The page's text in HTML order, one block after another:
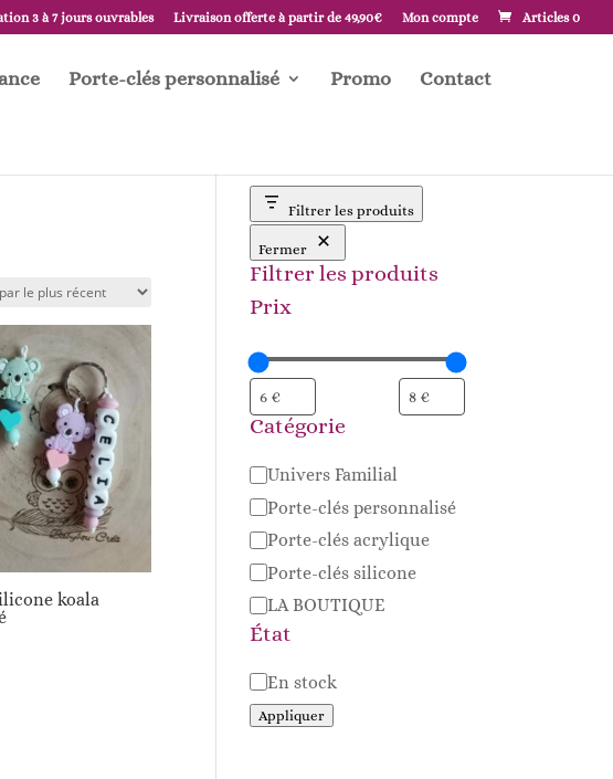
3 à 7 jours ouvrables Livraison offerte à partir de 49,90€ Mon compte Articles 0
Porte-clés personnalisé Promo Contact
koala
Filtrer les produits
Fermer
Filtrer les produits
Prix
Catégorie
Catégorie
Univers Familial
Porte-clés personnalisé
Porte-clés acrylique
Porte-clés silicone
LA BOUTIQUE
État
Disponibilité
En stock
Appliquer